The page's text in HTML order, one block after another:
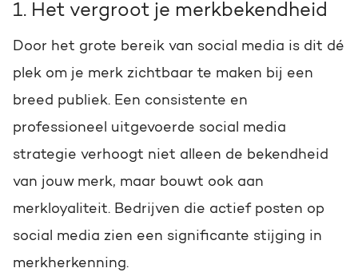
1. Het vergroot je merkbekendheid
Door het grote bereik van social media is dit dé
plek om je merk zichtbaar te maken bij een
breed publiek. Een consistente en
professioneel uitgevoerde social media
strategie verhoogt niet alleen de bekendheid
van jouw merk, maar bouwt ook aan
merkloyaliteit. Bedrijven die actief posten op
social media zien een significante stijging in
merkherkenning.